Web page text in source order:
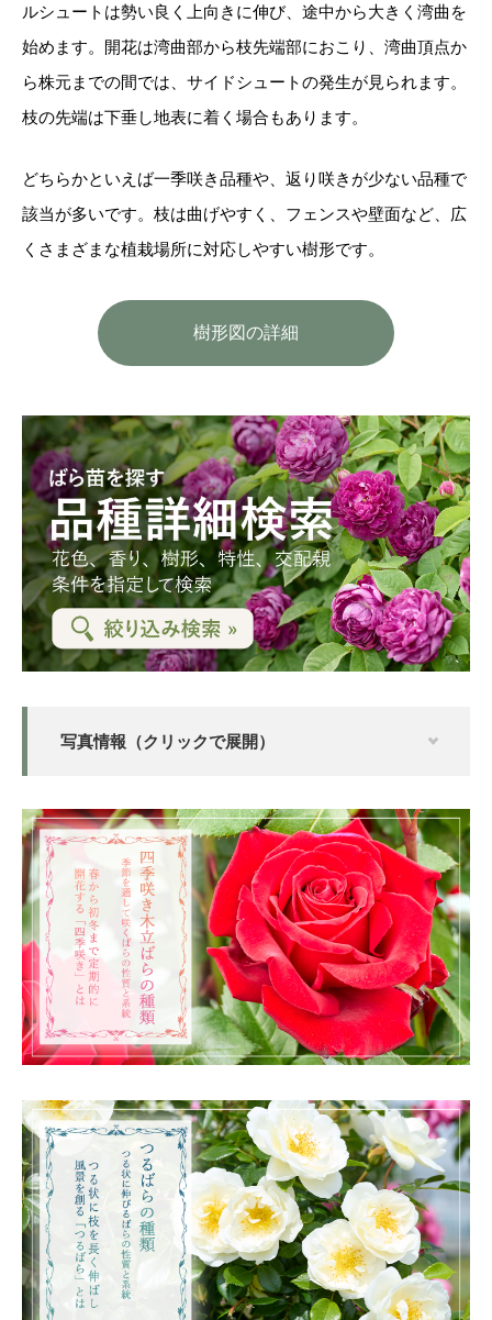
ルシュートは勢い良く上向きに伸び、途中から大きく湾曲を
始めます。開花は湾曲部から枝先端部におこり、湾曲頂点か
ら株元までの間では、サイドシュートの発生が見られます。
枝の先端は下垂し地表に着く場合もあります。
どちらかといえば一季咲き品種や、返り咲きが少ない品種で
該当が多いです。枝は曲げやすく、フェンスや壁面など、広
くさまざまな植栽場所に対応しやすい樹形です。
樹形図の詳細
写真情報（クリックで展開）